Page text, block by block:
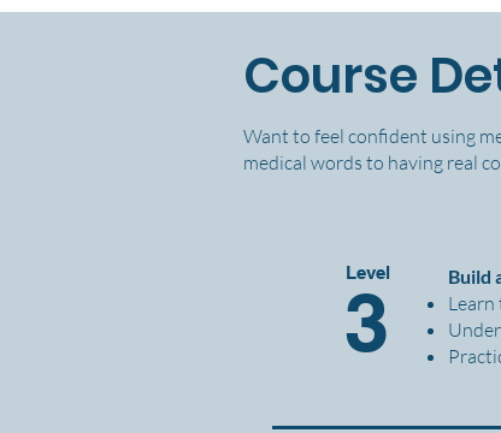
Course
Want to feel confident using
medical words to having real
3
Level Build
Learn